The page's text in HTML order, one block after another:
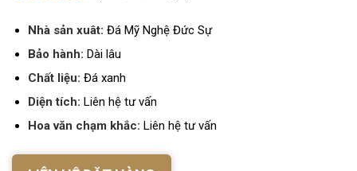
Nhà sản xuât: Đá Mỹ Nghệ Đức Sự
Bảo hành: Dài lâu
Chất liệu: Đá xanh
Diện tích: Liên hệ tư vấn
Hoa văn chạm khắc: Liên hệ tư vấn